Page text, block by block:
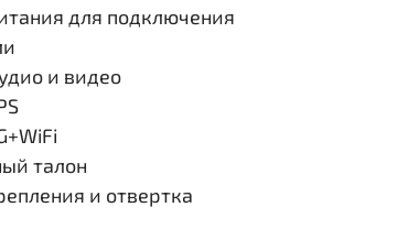
для подключения
и видео
талон
и отвертка